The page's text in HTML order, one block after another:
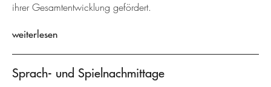
ihrer Gesamtentwicklung gefördert.
weiterlesen
Sprach- und Spielnachmittage